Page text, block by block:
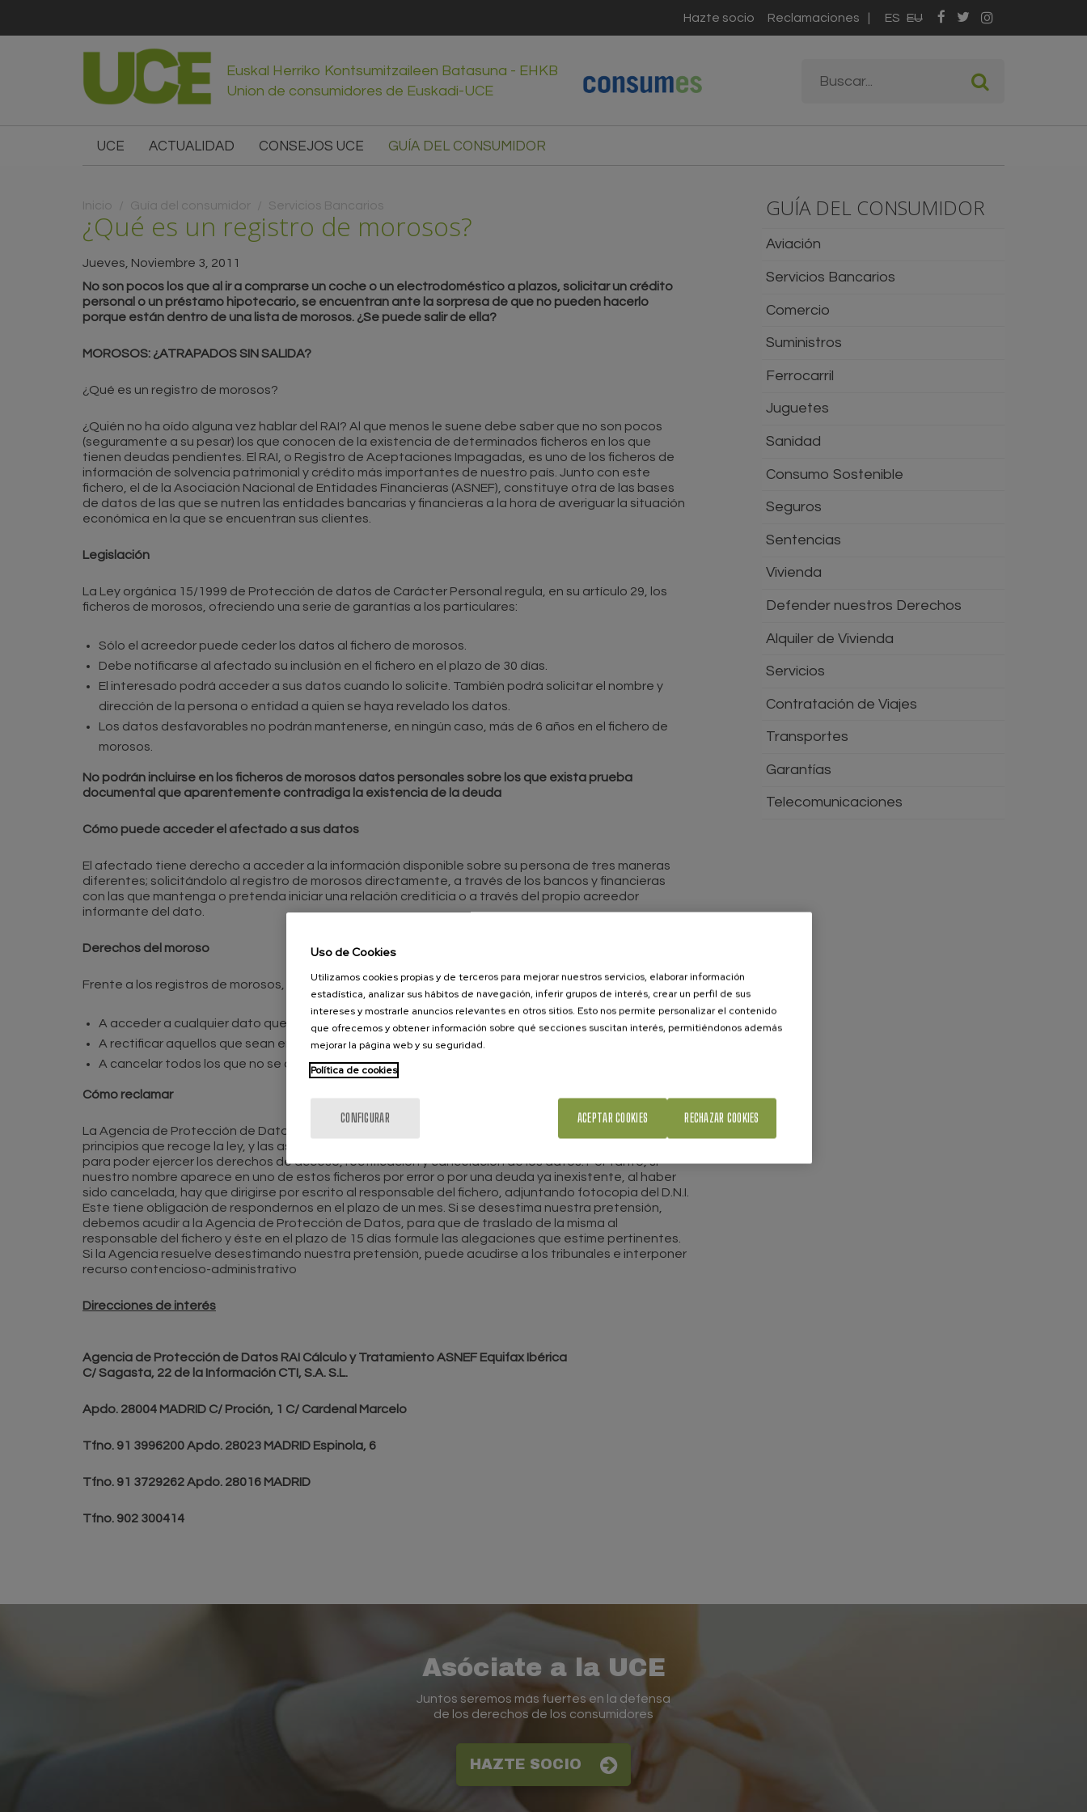
ES EU
Hazte socio Reclamaciones
Euskal Herriko Kontsumitzaileen Batasuna - EHKB
Union de consumidores de Euskadi-UCE
búsqueda
UCE ACTUALIDAD CONSEJOS UCE GUÍA DEL CONSUMIDOR
Usted está aquí
Inicio Guía del consumidor Servicios Bancarios
¿Qué es un registro de morosos?
Jueves, Noviembre 3, 2011
No son pocos los que al ir a comprarse un coche o un electrodoméstico a plazos, solicitar un crédito
personal o un préstamo hipotecario, se encuentran ante la sorpresa de que no pueden hacerlo
porque están dentro de una lista de morosos. ¿Se puede salir de ella?
MOROSOS: ¿ATRAPADOS SIN SALIDA?
¿Qué es un registro de morosos?
¿Quién no ha oído alguna vez hablar del RAI? Al que menos le suene debe saber que no son pocos
(seguramente a su pesar) los que conocen de la existencia de determinados ficheros en los que
tienen deudas pendientes. El RAI, o Registro de Aceptaciones Impagadas, es uno de los ficheros de
información de solvencia patrimonial y crédito más importantes de nuestro país. Junto con este
fichero, el de la Asociación Nacional de Entidades Financieras (ASNEF), constituye otra de las bases
de datos de las que se nutren las entidades bancarias y financieras a la hora de averiguar la situación
económica en la que se encuentran sus clientes.
Legislación
La Ley orgánica 15/1999 de Protección de datos de Carácter Personal regula, en su artículo 29, los
ficheros de morosos, ofreciendo una serie de garantías a los particulares:
Sólo el acreedor puede ceder los datos al fichero de morosos.
Debe notificarse al afectado su inclusión en el fichero en el plazo de 30 días.
El interesado podrá acceder a sus datos cuando lo solicite. También podrá solicitar el nombre y
dirección de la persona o entidad a quien se haya revelado los datos.
Los datos desfavorables no podrán mantenerse, en ningún caso, más de 6 años en el fichero de
morosos.
No podrán incluirse en los ficheros de morosos datos personales sobre los que exista prueba
documental que aparentemente contradiga la existencia de la deuda
Cómo puede acceder el afectado a sus datos
El afectado tiene derecho a acceder a la información disponible sobre su persona de tres maneras
diferentes; solicitándolo al registro de morosos directamente, a través de los bancos y financieras
con las que mantenga o pretenda iniciar una relación crediticia o a través del propio acreedor
informante del dato.
Derechos del moroso
Frente a los registros de morosos, la Ley reconoce a los afectados los siguientes derechos:
A acceder a cualquier dato que tengan sobre ellos.
A rectificar aquellos que sean erróneos.
A cancelar todos los que no se correspondan con la realidad o tengan más de 6 años.
Cómo reclamar
La Agencia de Protección de Datos, que es el ente público que garantiza el cumplimiento de los
principios que recoge la ley, y las asociaciones de consumidores disponen de sencillos formularios
para poder ejercer los derechos de acceso, rectificación y cancelación de los datos. Por tanto, si
nuestro nombre aparece en uno de estos ficheros por error o por una deuda ya inexistente, al haber
sido cancelada, hay que dirigirse por escrito al responsable del fichero, adjuntando fotocopia del D.N.I.
Este tiene obligación de respondernos en el plazo de un mes. Si se desestima nuestra pretensión,
debemos acudir a la Agencia de Protección de Datos, para que de traslado de la misma al
responsable del fichero y éste en el plazo de 15 días formule las alegaciones que estime pertinentes.
Si la Agencia resuelve desestimando nuestra pretensión, puede acudirse a los tribunales e interponer
recurso contencioso-administrativo
Direcciones de interés
Agencia de Protección de Datos RAI Cálculo y Tratamiento ASNEF Equifax Ibérica
C/ Sagasta, 22 de la Información CTI, S.A. S.L.
Apdo. 28004 MADRID C/ Proción, 1 C/ Cardenal Marcelo
Tfno. 91 3996200 Apdo. 28023 MADRID Espinola, 6
Tfno. 91 3729262 Apdo. 28016 MADRID
Tfno. 902 300414
GUÍA DEL CONSUMIDOR
Aviación
Servicios Bancarios
Comercio
Suministros
Ferrocarril
Juguetes
Sanidad
Consumo Sostenible
Seguros
Sentencias
Vivienda
Defender nuestros Derechos
Alquiler de Vivienda
Servicios
Contratación de Viajes
Transportes
Garantías
Telecomunicaciones
Asóciate a la UCE
Juntos seremos más fuertes en la defensa
de los derechos de los consumidores
HAZTE SOCIO
Uso de Cookies
Utilizamos cookies propias y de terceros para mejorar nuestros servicios, elaborar información
estadística, analizar sus hábitos de navegación, inferir grupos de interés, crear un perfil de sus
intereses y mostrarle anuncios relevantes en otros sitios. Esto nos permite personalizar el contenido
que ofrecemos y obtener información sobre qué secciones suscitan interés, permitiéndonos además
mejorar la página web y su seguridad.
Política de cookies
CONFIGURAR RECHAZAR COOKIES
ACEPTAR COOKIES